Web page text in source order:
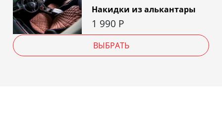
Накидки из алькантары
1 990 Р
ВЫБРАТЬ